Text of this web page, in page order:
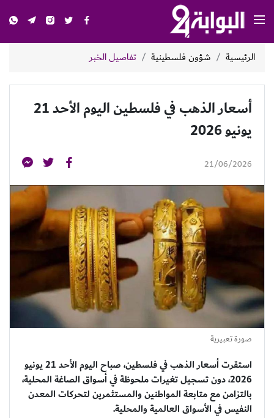
الرئيسية شؤون فلسطينية تفاصيل الخبر
أسعار الذهب في فلسطين اليوم الأحد 21
يونيو 2026
21/06/2026
صورة تعبيرية
استقرت أسعار الذهب في فلسطين، صباح اليوم الأحد 21 يونيو
2026، دون تسجيل تغيرات ملحوظة في أسواق الصاغة المحلية،
بالتزامن مع متابعة المواطنين والمستثمرين لتحركات المعدن
النفيس في الأسواق العالمية والمحلية.